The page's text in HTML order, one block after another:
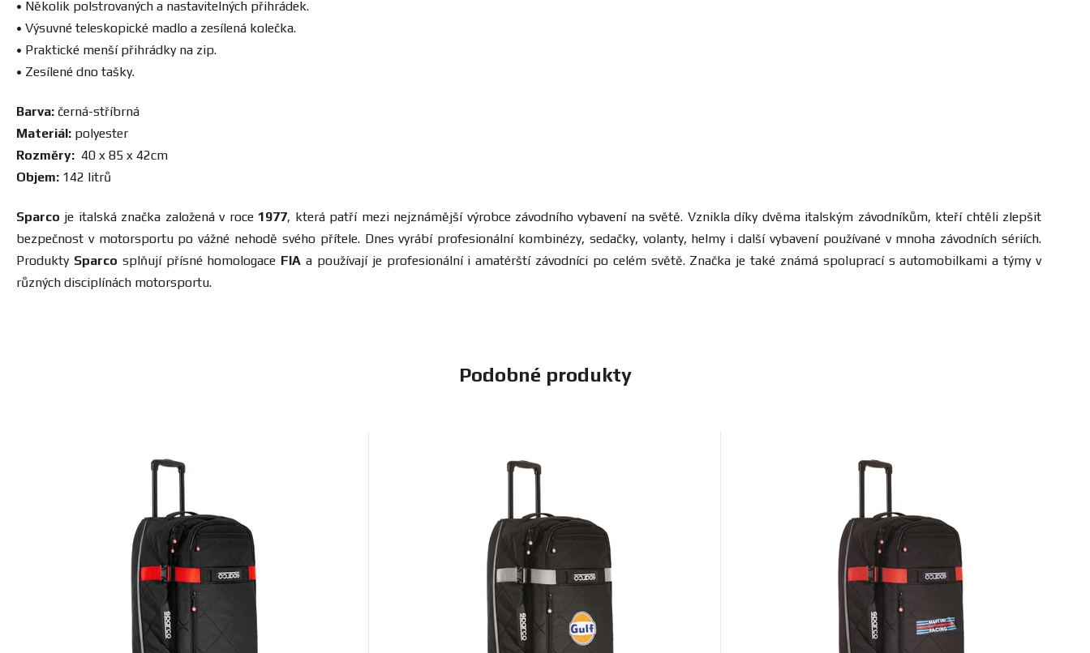
• Několik polstrovaných a nastavitelných přihrádek.
• Výsuvné teleskopické madlo a zesílená kolečka.
• Praktické menší přihrádky na zip.
• Zesílené dno tašky.
Barva: černá-stříbrná
Materiál: polyester
Rozměry: 40 x 85 x 42cm
Objem: 142 litrů
Sparco je italská značka založená v roce 1977, která patří mezi nejznámější výrobce závodního vybavení na světě. Vznikla díky dvěma italským závodníkům, kteří chtěli zlepšit
bezpečnost v motorsportu po vážné nehodě svého přítele. Dnes vyrábí profesionální kombinézy, sedačky, volanty, helmy i další vybavení používané v mnoha závodních sériích.
Produkty Sparco splňují přísné homologace FIA a používají je profesionální i amatérští závodníci po celém světě. Značka je také známá spoluprací s automobilkami a týmy v
různých disciplínách motorsportu.
Podobné produkty